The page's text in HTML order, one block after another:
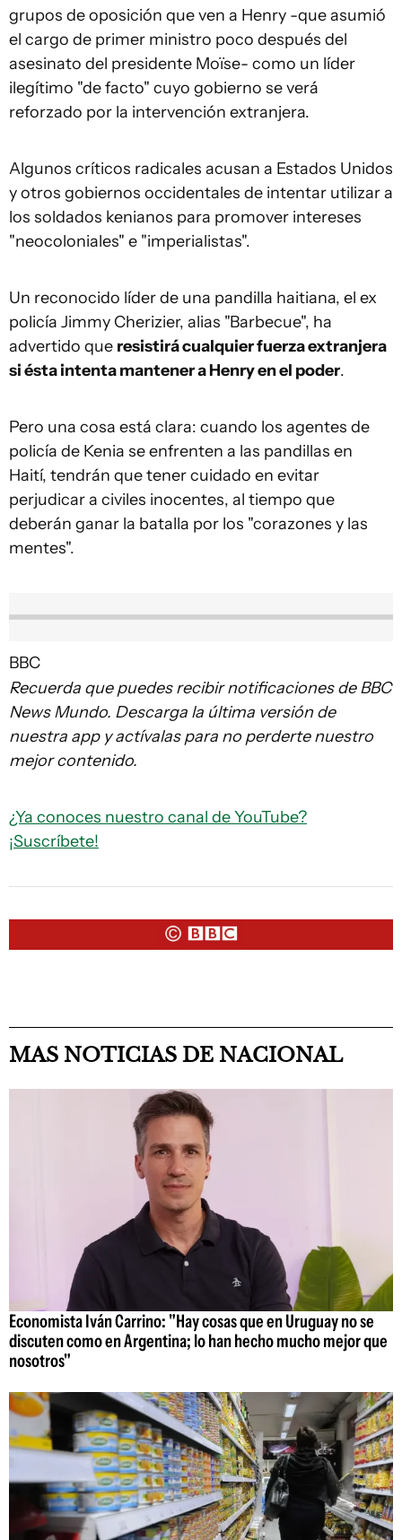
grupos de oposición que ven a Henry -que asumió
el cargo de primer ministro poco después del
asesinato del presidente Moïse- como un líder
ilegítimo "de facto" cuyo gobierno se verá
reforzado por la intervención extranjera.
Algunos críticos radicales acusan a Estados Unidos
y otros gobiernos occidentales de intentar utilizar a
los soldados kenianos para promover intereses
"neocoloniales" e "imperialistas".
Un reconocido líder de una pandilla haitiana, el ex
policía Jimmy Cherizier, alias "Barbecue", ha
advertido que resistirá cualquier fuerza extranjera
si ésta intenta mantener a Henry en el poder.
Pero una cosa está clara: cuando los agentes de
policía de Kenia se enfrenten a las pandillas en
Haití, tendrán que tener cuidado en evitar
perjudicar a civiles inocentes, al tiempo que
deberán ganar la batalla por los "corazones y las
mentes".
BBC
Recuerda que puedes recibir notificaciones de BBC
News Mundo. Descarga la última versión de
nuestra app y actívalas para no perderte nuestro
mejor contenido.
¿Ya conoces nuestro canal de YouTube?
¡Suscríbete!
MAS NOTICIAS DE NACIONAL
Economista Iván Carrino: "Hay cosas que en Uruguay no se
discuten como en Argentina; lo han hecho mucho mejor que
nosotros"